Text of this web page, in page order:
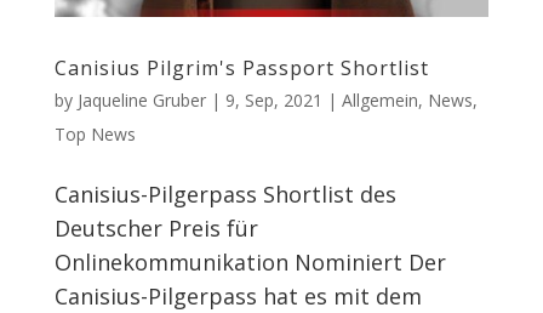
Canisius Pilgrim's Passport Shortlist
by Jaqueline Gruber| 9, Sep, 2021 | Allgemein, News,
Top News
Canisius-Pilgerpass Shortlist des
Deutscher Preis für
Onlinekommunikation Nominiert Der
Canisius-Pilgerpass hat es mit dem